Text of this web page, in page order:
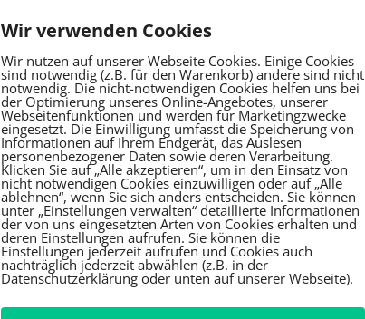
Wir verwenden Cookies
Wir nutzen auf unserer Webseite Cookies. Einige Cookies
sind notwendig (z.B. für den Warenkorb) andere sind nicht
notwendig. Die nicht-notwendigen Cookies helfen uns bei
der Optimierung unseres Online-Angebotes, unserer
Webseitenfunktionen und werden für Marketingzwecke
eingesetzt. Die Einwilligung umfasst die Speicherung von
Informationen auf Ihrem Endgerät, das Auslesen
personenbezogener Daten sowie deren Verarbeitung.
Klicken Sie auf „Alle akzeptieren“, um in den Einsatz von
nicht notwendigen Cookies einzuwilligen oder auf „Alle
ablehnen“, wenn Sie sich anders entscheiden. Sie können
unter „Einstellungen verwalten“ detaillierte Informationen
der von uns eingesetzten Arten von Cookies erhalten und
deren Einstellungen aufrufen. Sie können die
Einstellungen jederzeit aufrufen und Cookies auch
nachträglich jederzeit abwählen (z.B. in der
Datenschutzerklärung oder unten auf unserer Webseite).